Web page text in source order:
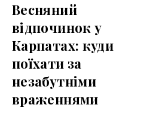
Весняний
відпочинок у
Карпатах: куди
поїхати за
незабутніми
враженнями